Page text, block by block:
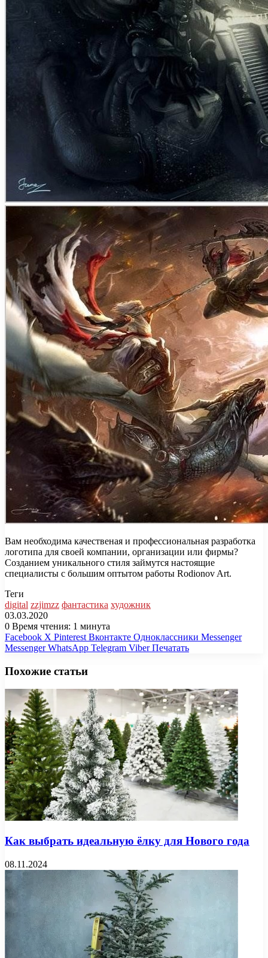
Вам необходима качественая и профессиональная разработка
логотипа для своей компании, организации или фирмы?
Созданием уникального стиля займутся настоящие
специалисты с большим оптытом работы Rodionov Art.
Теги
digital zzjimzz фантастика художник
03.03.2020
0 Время чтения: 1 минута
Facebook X Pinterest Вконтакте Одноклассники Messenger
Messenger WhatsApp Telegram Viber Печатать
Похожие статьи
Как выбрать идеальную ёлку для Нового года
08.11.2024